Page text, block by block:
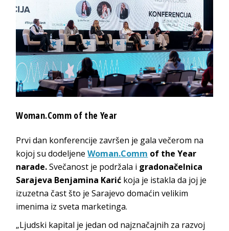
Woman.Comm of the Year
Prvi dan konferencije završen je gala večerom na
kojoj su dodeljeneWoman.Comm of the Year
narade.Svečanost je podržala i gradonačelnica
Sarajeva Benjamina Karić koja je istakla da joj je
izuzetna čast što je Sarajevo domaćin velikim
imenima iz sveta marketinga.
„Ljudski kapital je jedan od najznačajnih za razvoj